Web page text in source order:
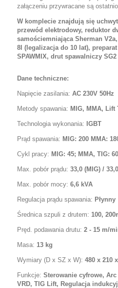
załączeniu przywracane są
W komplecie znajdują się
przewód elektrodowy, reduktor
samościemniająca Sherman
8l (legalizacja do 10 lat),
SPAWMIX, drut spawalniczy SG2
Dane techniczne:
Napięcie zasilania: AC 230V 50Hz
Metody spawania: MIG, MMA, Lift
Technologia wykonania: IGBT
Prąd spawania: MIG: 200 MMA:
Cykl pracy: MIG: 45; MMA, TIG:
Max. pobór prądu: 33,0 (MIG) /
Max. pobór mocy: 6,6 kVA
Regulacja prądu spawania: Płynny
Średnica szpuli z drutem: 100,
Pręd. podawania drutu: 2 - 15 m/
Masa: 13 kg
Wymiary (D x SZ x W): 480 x 210
Funkcje: Sterowanie cyfrowe,
VRD, TIG Lift, Regulacja